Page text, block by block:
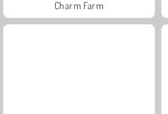
Charm Farm